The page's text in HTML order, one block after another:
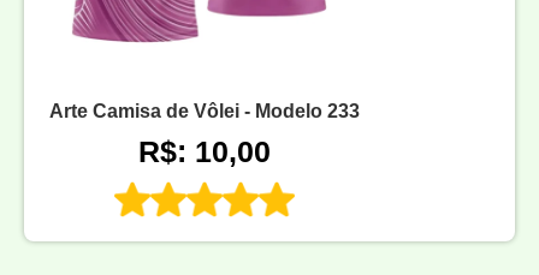
Arte Camisa de Vôlei - Modelo 233
R$: 10,00